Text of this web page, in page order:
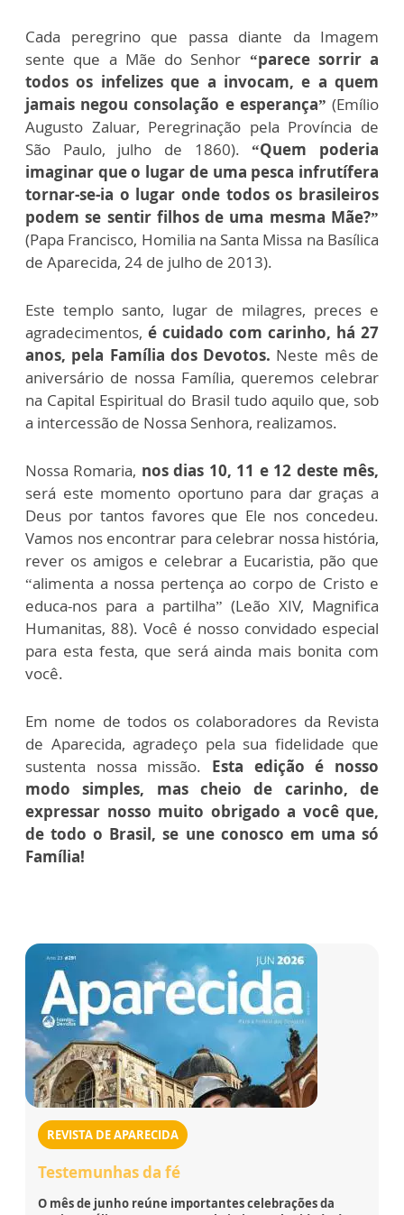
Cada peregrino que passa diante da Imagem
sente que a Mãe do Senhor “parece sorrir a
todos os infelizes que a invocam, e a quem
jamais negou consolação e esperança” (Emílio
Augusto Zaluar, Peregrinação pela Província de
São Paulo, julho de 1860).“Quem poderia
imaginar que o lugar de uma pesca infrutífera
tornar-se-ia o lugar onde todos os brasileiros
podem se sentir filhos de uma mesma Mãe?”
(Papa Francisco, Homilia na Santa Missa na Basílica
de Aparecida, 24 de julho de 2013).
Este templo santo, lugar de milagres, preces e
agradecimentos, é cuidado com carinho, há 27
anos, pela Família dos Devotos. Neste mês de
aniversário de nossa Família, queremos celebrar
na Capital Espiritual do Brasil tudo aquilo que, sob
a intercessão de Nossa Senhora, realizamos.
Nossa Romaria, nos dias 10, 11 e 12 deste mês,
será este momento oportuno para dar graças a
Deus por tantos favores que Ele nos concedeu.
Vamos nos encontrar para celebrar nossa história,
rever os amigos e celebrar a Eucaristia, pão que
“alimenta a nossa pertença ao corpo de Cristo e
educa-nos para a partilha” (Leão XIV, Magnifica
Humanitas, 88). Você é nosso convidado especial
para esta festa, que será ainda mais bonita com
você.
Em nome de todos os colaboradores da Revista
de Aparecida, agradeço pela sua fidelidade que
sustenta nossa missão. Esta edição é nosso
modo simples, mas cheio de carinho, de
expressar nosso muito obrigado a você que,
de todo o Brasil, se une conosco em uma só
Família!
REVISTA DE APARECIDA
Testemunhas da fé
O mês de junho reúne importantes celebrações da